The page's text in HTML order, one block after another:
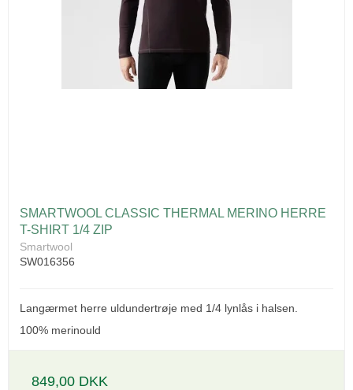
SMARTWOOL CLASSIC THERMAL MERINO HERRE
T-SHIRT 1/4 ZIP
Smartwool
SW016356
Langærmet herre uldundertrøje med 1/4 lynlås i halsen.
100% merinould
849,00 DKK